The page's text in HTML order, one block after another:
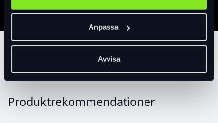
Anpassa
Avvisa
Produktrekommendationer